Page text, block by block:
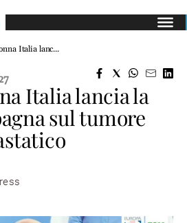
Italia lanc...
Italia lancia la
sul tumore